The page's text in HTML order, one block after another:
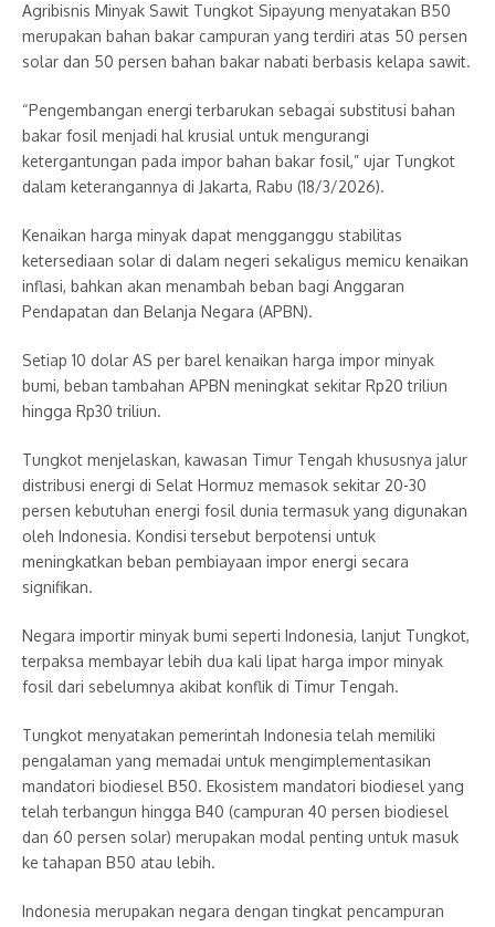
Agribisnis Minyak Sawit Tungkot Sipayung menyatakan B50
merupakan bahan bakar campuran yang terdiri atas 50 persen
solar dan 50 persen bahan bakar nabati berbasis kelapa sawit.
“Pengembangan energi terbarukan sebagai substitusi bahan
bakar fosil menjadi hal krusial untuk mengurangi
ketergantungan pada impor bahan bakar fosil,” ujar Tungkot
dalam keterangannya di Jakarta, Rabu (18/3/2026).
Kenaikan harga minyak dapat mengganggu stabilitas
ketersediaan solar di dalam negeri sekaligus memicu kenaikan
inflasi, bahkan akan menambah beban bagi Anggaran
Pendapatan dan Belanja Negara (APBN).
Setiap 10 dolar AS per barel kenaikan harga impor minyak
bumi, beban tambahan APBN meningkat sekitar Rp20 triliun
hingga Rp30 triliun.
Tungkot menjelaskan, kawasan Timur Tengah khususnya jalur
distribusi energi di Selat Hormuz memasok sekitar 20-30
persen kebutuhan energi fosil dunia termasuk yang digunakan
oleh Indonesia. Kondisi tersebut berpotensi untuk
meningkatkan beban pembiayaan impor energi secara
signifikan.
Negara importir minyak bumi seperti Indonesia, lanjut Tungkot,
terpaksa membayar lebih dua kali lipat harga impor minyak
fosil dari sebelumnya akibat konflik di Timur Tengah.
Tungkot menyatakan pemerintah Indonesia telah memiliki
pengalaman yang memadai untuk mengimplementasikan
mandatori biodiesel B50. Ekosistem mandatori biodiesel yang
telah terbangun hingga B40 (campuran 40 persen biodiesel
dan 60 persen solar) merupakan modal penting untuk masuk
ke tahapan B50 atau lebih.
Indonesia merupakan negara dengan tingkat pencampuran